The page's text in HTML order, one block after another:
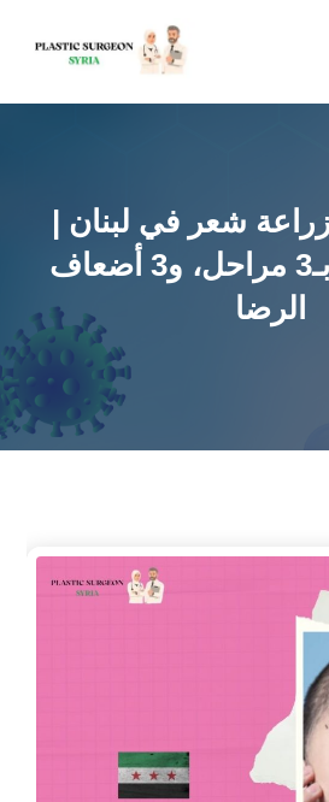
شعر في لبنان |
رحلة تجميل بـ3 مراحل، و3 أضعاف
الرضا